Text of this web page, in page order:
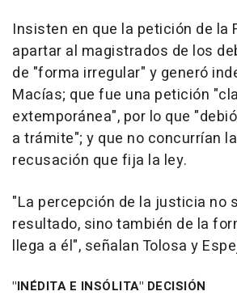
Insisten en que la petición de la
apartar al magistrados de los
de "forma irregular" y generó
Macías; que fue una petición
extemporánea", por lo que
a trámite"; y que no concurrían
recusación que fija la ley.
"La percepción de la justicia no
resultado, sino también de la
llega a él", señalan Tolosa y
"INÉDITA E INSÓLITA" DECISIÓN